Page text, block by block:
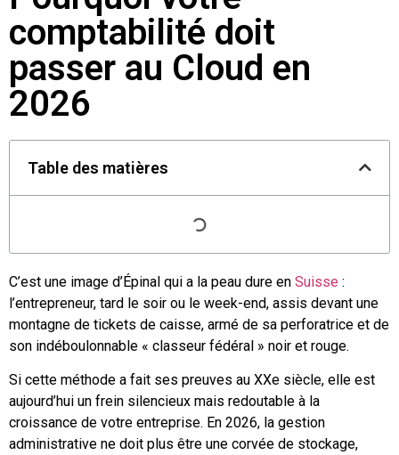
comptabilité doit
passer au Cloud en
2026
Table des matières
C’est une image d’Épinal qui a la peau dure en Suisse :
l’entrepreneur, tard le soir ou le week-end, assis devant une
montagne de tickets de caisse, armé de sa perforatrice et de
son indéboulonnable « classeur fédéral » noir et rouge.
Si cette méthode a fait ses preuves au XXe siècle, elle est
aujourd’hui un frein silencieux mais redoutable à la
croissance de votre entreprise. En 2026, la gestion
administrative ne doit plus être une corvée de stockage,